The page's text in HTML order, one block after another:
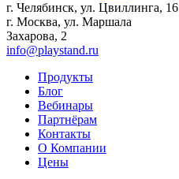
г. Челябинск, ул. Цвиллинга, 16
г. Москва, ул. Маршала
Захарова, 2
info@playstand.ru
Продукты
Блог
Вебинары
Партнёрам
Контакты
О Компании
Цены